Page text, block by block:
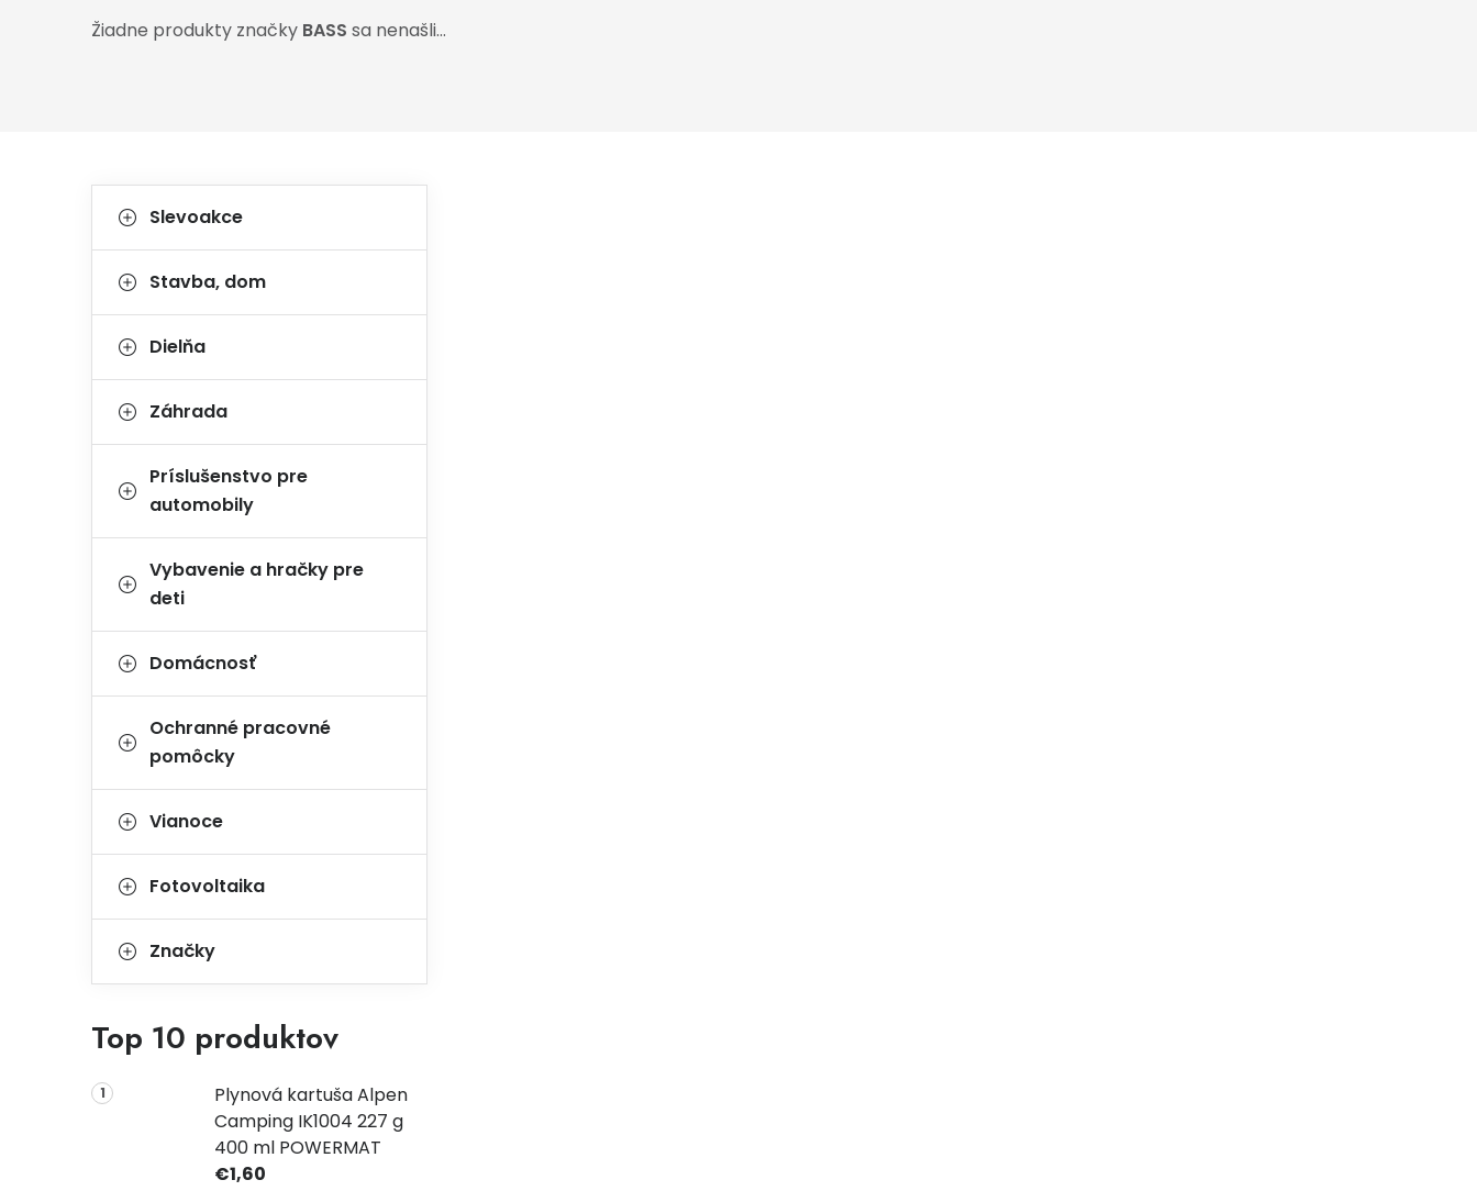
Žiadne produkty značky BASS sa nenašli...
Bočný panel
Kategórie
Slevoakce
Stavba, dom
Dielňa
Záhrada
Príslušenstvo pre
automobily
Vybavenie a hračky pre
deti
Domácnosť
Ochranné pracovné
pomôcky
Vianoce
Fotovoltaika
Značky
Top 10 produktov
Plynová kartuša Alpen
Camping IK1004 227 g
400 ml POWERMAT
€1,60